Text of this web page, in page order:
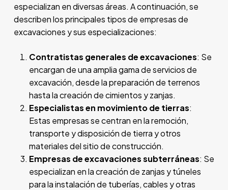
especializan en diversas áreas. A continuación, se
describen los principales tipos de empresas de
excavaciones y sus especializaciones:
Contratistas generales de excavaciones: Se
encargan de una amplia gama de servicios de
excavación, desde la preparación de terrenos
hasta la creación de cimientos y zanjas.
Especialistas en movimiento de tierras:
Estas empresas se centran en la remoción,
transporte y disposición de tierra y otros
materiales del sitio de construcción.
Empresas de excavaciones subterráneas: Se
especializan en la creación de zanjas y túneles
para la instalación de tuberías, cables y otras